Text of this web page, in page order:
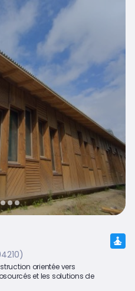
orientée vers
et les solutions de